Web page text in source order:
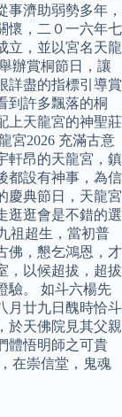
濟助弱勢多年，
懷，二０一六年七
立，並以宮名天龍
辦賞桐節日，讓
詳盡的指標引導賞
到許多飄落的桐
上天龍宮的神聖莊
宮2026 充滿古意
軒昂的天龍宮，鎮
都設有神事，為信
慶典節日，天龍宮
逛逛會是不錯的選
祖超生，當初普
佛，懇乞鴻恩，才
，以候超拔，超拔
驗。 如斗六楊先
月廿九日醜時恰斗
於天佛院見其父親
體悟明師之可貴
在崇信堂，鬼魂